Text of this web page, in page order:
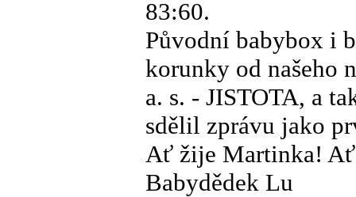
83:60.
Původní babybox i
korunky od našeho
a. s. - JISTOTA, a
sdělil zprávu jako
Ať žije Martinka!
Babydědek Lu